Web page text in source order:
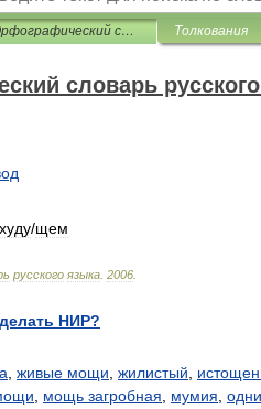
Орфографический словарь русского языка Толкования
словарь
худу/щем
русского языка 2006
НИР?
живые мощи жилистый
мощь загробная мумия